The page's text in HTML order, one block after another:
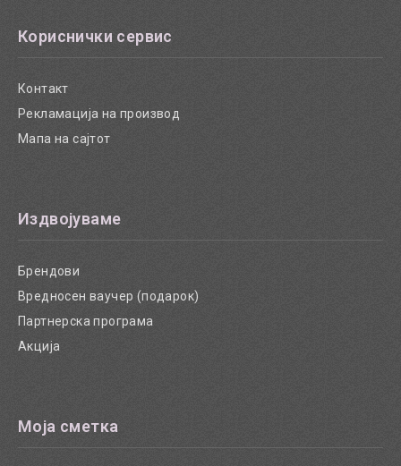
Кориснички сервис
Контакт
Рекламација на производ
Мапа на сајтот
Издвојуваме
Брендови
Вредносен ваучер (подарок)
Партнерска програма
Акција
Моја сметка